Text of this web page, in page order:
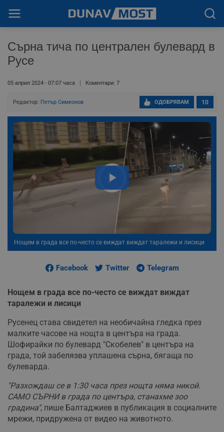
Сърна тича по централен булевард в
Русе
05 април 2024 - 07:07 часа Коментари: 7
Редактор: Петър Симеонов 10
ОДОБРЯВАМ
Нощем в града все по-често се виждат виждат таралежи и лисици
Facebook Twitter Telegram
Нощем в града все по-често се виждат виждат
таралежи и лисици
Русенец става свидетел на необичайна гледка през
малките часове на нощта в центъра на града.
Шофирайки по булевард "Скобелев" в центъра на
града, той забелязва уплашена сърна, бягаща по
булеварда.
"Разхождаш се в 1:30 часа през нощта няма никой.
САМО СЪРНИ в града по центъра, станахме зоо
градина", пише Балтаджиев в публикация в социалните
мрежи, придружена от видео на животното.